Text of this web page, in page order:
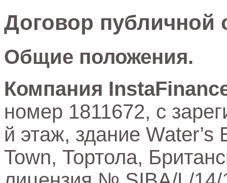
Договор
Общие положения.
Компания
номер 1811672, с
й этаж, здание
Town, Тортола,